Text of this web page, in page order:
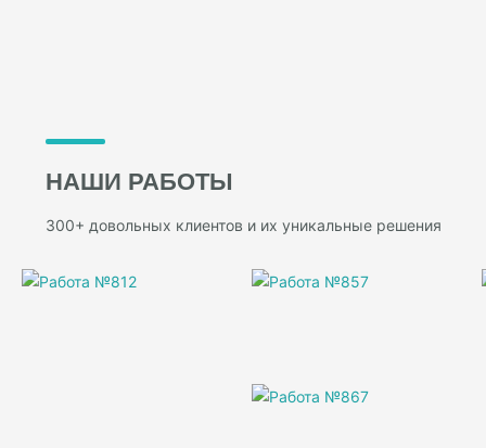
НАШИ РАБОТЫ
300+ довольных клиентов и их уникальные решения